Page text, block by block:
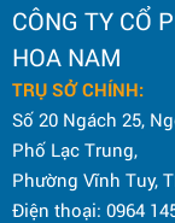
CÔNG TY CỔ
HOA NAM
TRỤ SỞ CHÍNH:
Số 20 Ngách 25,
Phố Lạc Trung,
Phường Vĩnh Tuy,
Điện thoại: 0964